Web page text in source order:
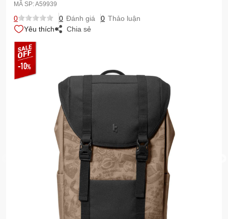
MÃ SP:A59939
0 0 Đánh giá 0 Thảo luận
Yêu thích
Chia sẻ
-10%